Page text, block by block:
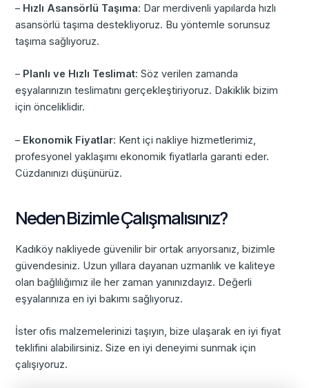
– Hızlı Asansörlü Taşıma: Dar merdivenli yapılarda hızlı
asansörlü taşıma destekliyoruz. Bu yöntemle sorunsuz
taşıma sağlıyoruz.
– Planlı ve Hızlı Teslimat: Söz verilen zamanda
eşyalarınızın teslimatını gerçekleştiriyoruz. Dakiklik bizim
için önceliklidir.
– Ekonomik Fiyatlar: Kent içi nakliye hizmetlerimiz,
profesyonel yaklaşımı ekonomik fiyatlarla garanti eder.
Cüzdanınızı düşünürüz.
Neden Bizimle Çalışmalısınız?
Kadıköy nakliyede güvenilir bir ortak arıyorsanız, bizimle
güvendesiniz. Uzun yıllara dayanan uzmanlık ve kaliteye
olan bağlılığımız ile her zaman yanınızdayız. Değerli
eşyalarınıza en iyi bakımı sağlıyoruz.
İster ofis malzemelerinizi taşıyın, bize ulaşarak en iyi fiyat
teklifini alabilirsiniz. Size en iyi deneyimi sunmak için
çalışıyoruz.